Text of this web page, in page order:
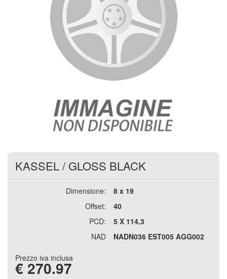
KASSEL/ GLOSS BLACK
Dimensione:
8 x 19
Offset:
40
PCD:
5 X 114,3
NAD
NADN036 EST005 AGG002
Prezzo iva inclusa
€ 270.97